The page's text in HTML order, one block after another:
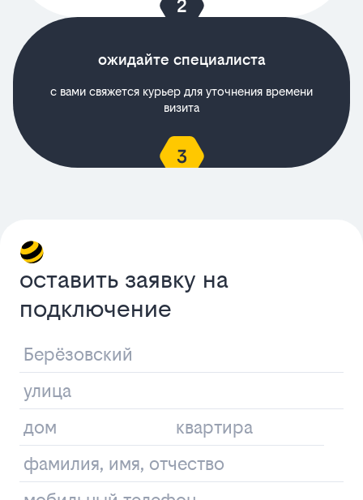
ожидайте специалиста
с вами свяжется курьер для уточнения времени
визита
оставить заявку на
подключение